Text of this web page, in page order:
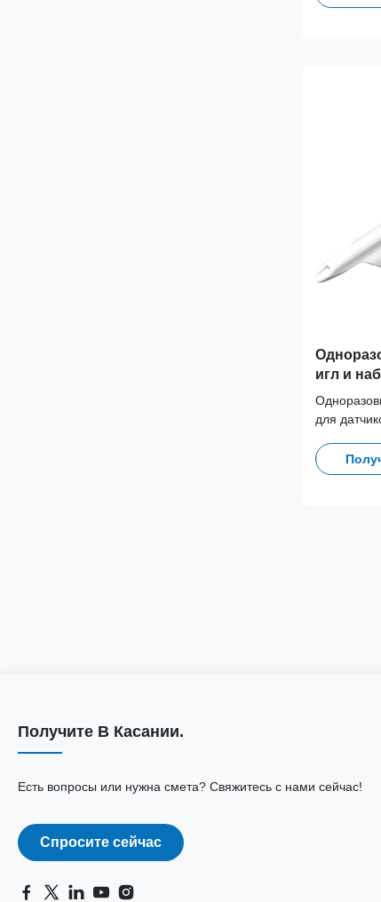
игл и
Philips
для
рабочих
Получите В Касании.
Есть вопросы или нужна смета? Свяжитесь с нами сейчас!
Спросите сейчас